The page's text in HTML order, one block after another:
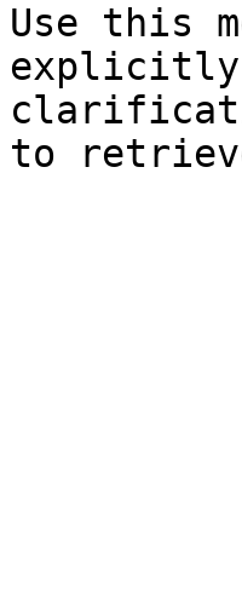
Use this
explicitly